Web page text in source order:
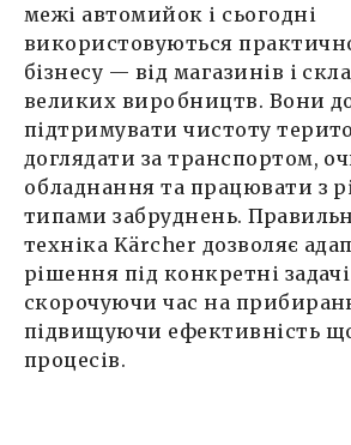
межі автомийок і сьогодні
використовуються
бізнесу — від магазинів і
великих виробництв. Вони
підтримувати чистоту
доглядати за транспортом,
обладнання та працювати з
типами забруднень.
техніка Kärcher дозволяє
рішення під конкретні задачі
скорочуючи час на
підвищуючи ефективність
процесів.